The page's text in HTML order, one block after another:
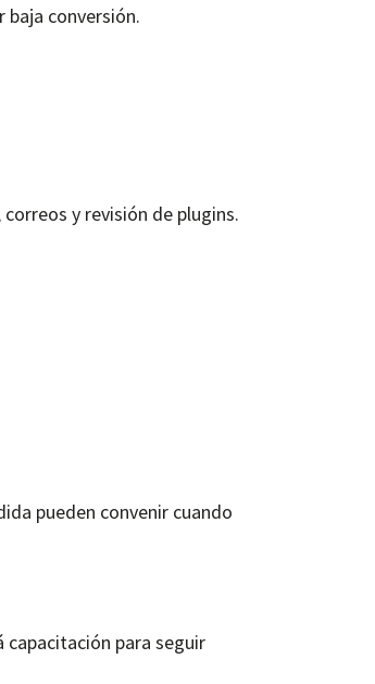
conversión.
y revisión de plugins.
pueden convenir cuando
para seguir